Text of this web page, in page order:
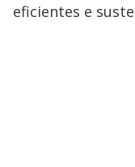
eficientes e